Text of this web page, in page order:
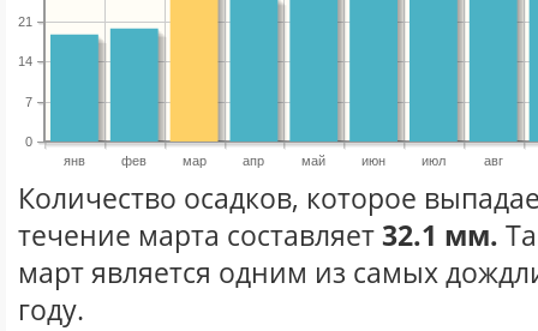
янв фев мар апр май июн июл авг
0
7
14
21
Количество осадков, которое
течение марта составляет32.1 мм.
март является одним из самых
году.